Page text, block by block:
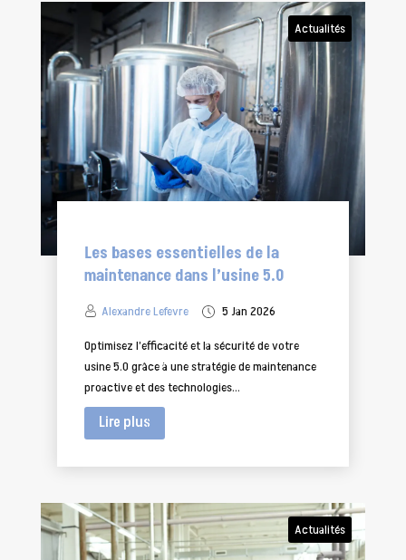
Actualités
Les bases essentielles de la
maintenance dans l’usine 5.0
Alexandre Lefevre
5 Jan 2026
Optimisez l’efficacité et la sécurité de votre
usine 5.0 grâce à une stratégie de maintenance
proactive et des technologies...
Lire plus
Actualités